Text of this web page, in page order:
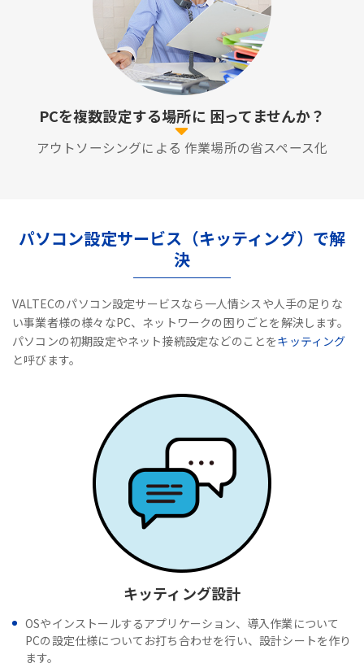
PCを複数設定する場所に 困ってませんか？
アウトソーシングによる 作業場所の省スペース化
パソコン設定サービス（キッティング）で解
決
VALTECのパソコン設定サービスなら一人情シスや人手の足りな
い事業者様の様々なPC、ネットワークの困りごとを解決します。
パソコンの初期設定やネット接続設定などのことをキッティング
と呼びます。
キッティング設計
OSやインストールするアプリケーション、導入作業について
PCの設定仕様についてお打ち合わせを行い、設計シートを作り
ます。